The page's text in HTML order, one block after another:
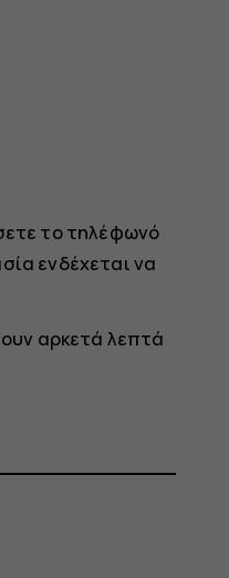
το τηλέφωνό
ενδέχεται να
αρκετά λεπτά